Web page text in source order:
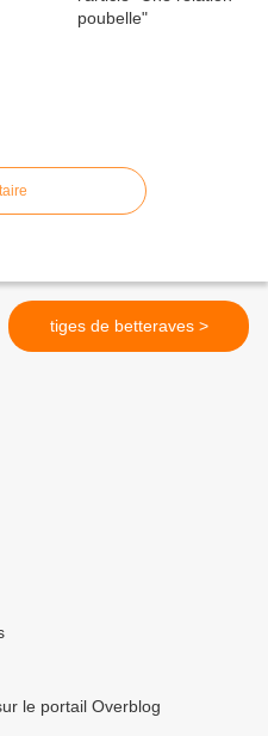
tiges de betteraves >
le portail Overblog